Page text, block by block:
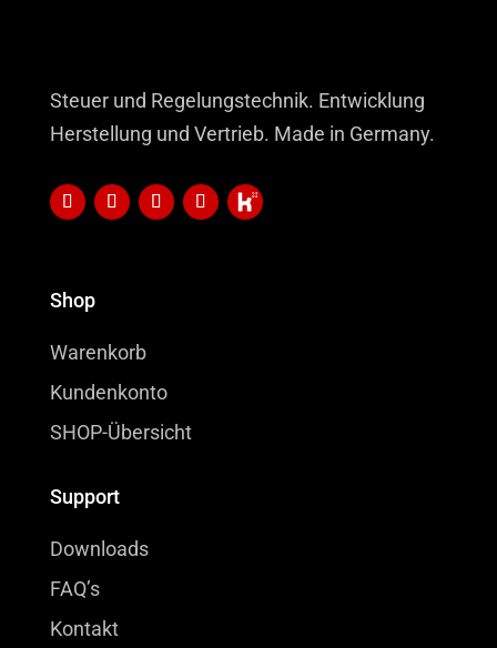
Steuer und Regelungstechnik. Entwicklung
Herstellung und Vertrieb. Made in Germany.
Shop
Warenkorb
Kundenkonto
SHOP-Übersicht
Support
Downloads
FAQ’s
Kontakt